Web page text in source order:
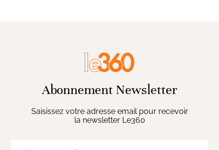
Abonnement Newsletter
Saisissez votre adresse email pour recevoir
la newsletter Le360